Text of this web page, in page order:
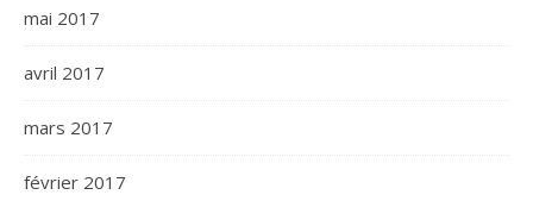
mai 2017
avril 2017
mars 2017
février 2017